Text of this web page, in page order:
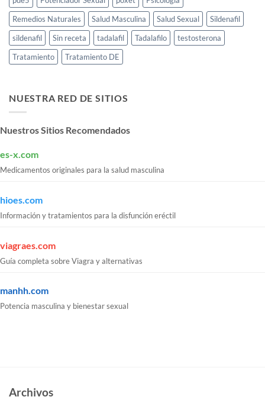
Remedios Naturales
Salud Masculina Salud Sexual
Sildenafil
sildenafil
Sin receta tadalafil Tadalafilo
testosterona
Tratamiento
Tratamiento DE
NUESTRA RED DE SITIOS
Nuestros Sitios Recomendados
es-x.com
Medicamentos originales para la salud masculina
hioes.com
Información y tratamientos para la disfunción eréctil
viagraes.com
Guía completa sobre Viagra y alternativas
manhh.com
Potencia masculina y bienestar sexual
Archivos